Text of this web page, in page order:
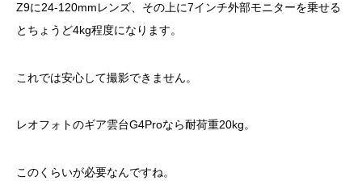
Z9に24-120mmレンズ、その上に7インチ外部モニターを乗せる
とちょうど4kg程度になります。
これでは安心して撮影できません。
レオフォトのギア雲台G4Proなら耐荷重20kg。
このくらいが必要なんですね。